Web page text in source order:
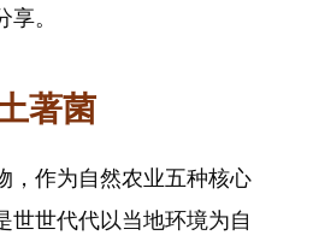
。
著菌
，作为自然农业五种核心
世世代代以当地环境为自